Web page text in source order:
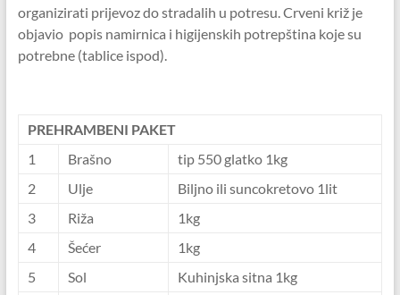
organizirati prijevoz do stradalih u potresu. Crveni križ je
objavio popis namirnica i higijenskih potrepština koje su
potrebne (tablice ispod).
PREHRAMBENI PAKET
1
Brašno
tip 550 glatko 1kg
2
Ulje
Biljno ili suncokretovo 1lit
3
Riža
1kg
4
Šećer
1kg
5
Sol
Kuhinjska sitna 1kg